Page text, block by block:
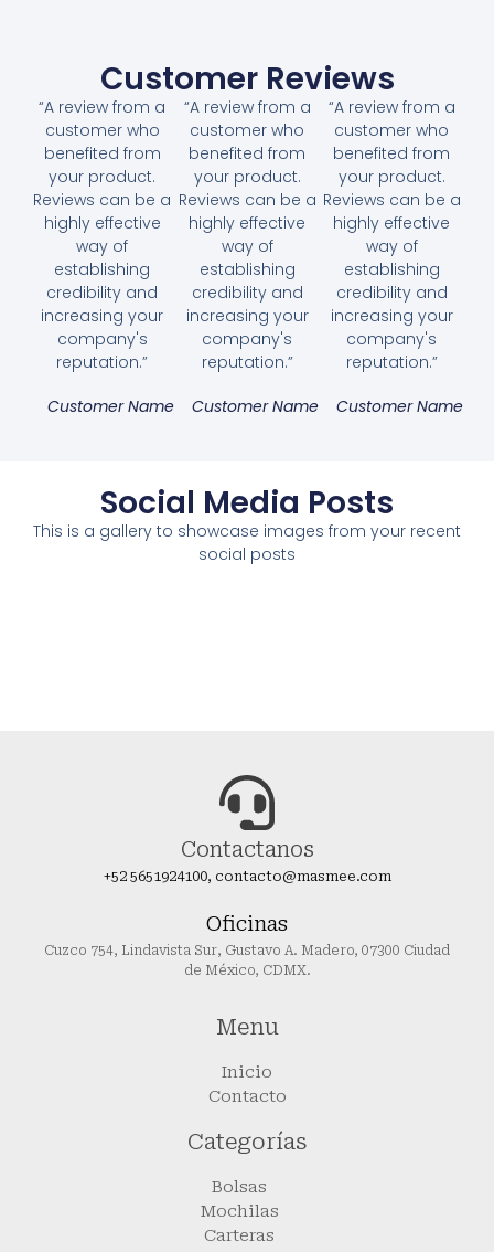
Customer Reviews
“A review from a
customer who
benefited from
your product.
Reviews can be a
highly effective
way of
establishing
credibility and
increasing your
company's
reputation.”
Customer Name
“A review from a
customer who
benefited from
your product.
Reviews can be a
highly effective
way of
establishing
credibility and
increasing your
company's
reputation.”
Customer Name
“A review from a
customer who
benefited from
your product.
Reviews can be a
highly effective
way of
establishing
credibility and
increasing your
company's
reputation.”
Customer Name
Social Media Posts
This is a gallery to showcase images from your recent
social posts
Contactanos
+52 5651924100, contacto@masmee.com
Oficinas
Cuzco 754, Lindavista Sur, Gustavo A. Madero, 07300 Ciudad
de México, CDMX.
Menu
Inicio
Contacto
Categorías
Bolsas
Mochilas
Carteras